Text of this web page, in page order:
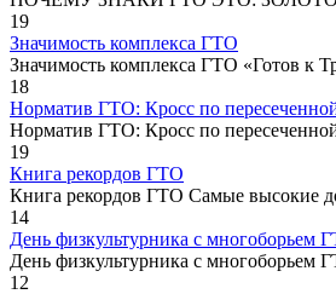
19
Значимость комплекса ГТО
Значимость комплекса ГТО «Готов к
18
Норматив ГТО: Кросс по
Норматив ГТО: Кросс по
19
Книга рекордов ГТО
Книга рекордов ГТО Самые высокие
14
День физкультурника с многоборьем
День физкультурника с многоборьем
12